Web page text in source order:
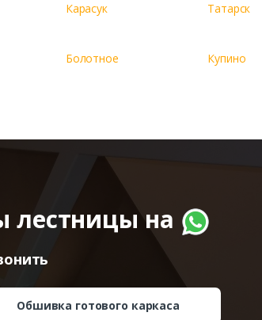
Карасук Татарск
Болотное Купино
лестницы на
Обшивка готового каркаса